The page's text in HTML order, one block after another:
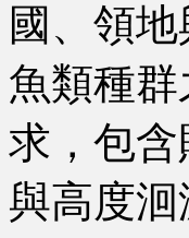
國、領
魚類種
求，包
與高度